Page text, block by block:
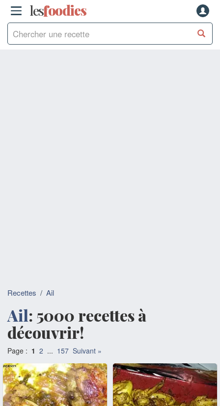
lesfoodies
Recettes / Ail
Ail: 5000 recettes à
découvrir!
Page : 1 2 ... 157 Suivant »